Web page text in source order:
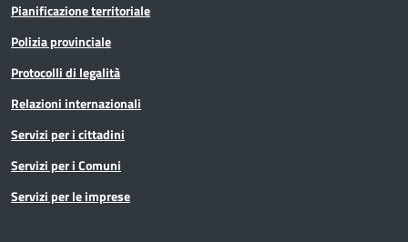
Pianificazione territoriale
Polizia provinciale
Protocolli di legalità
Relazioni internazionali
Servizi per i cittadini
Servizi per i Comuni
Servizi per le imprese